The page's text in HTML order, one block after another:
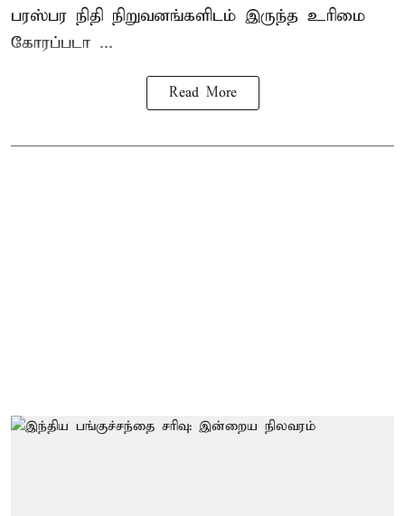
பரஸ்பர நிதி நிறுவனங்களிடம் இருந்த உரிமை
கோரப்படா ...
Read More